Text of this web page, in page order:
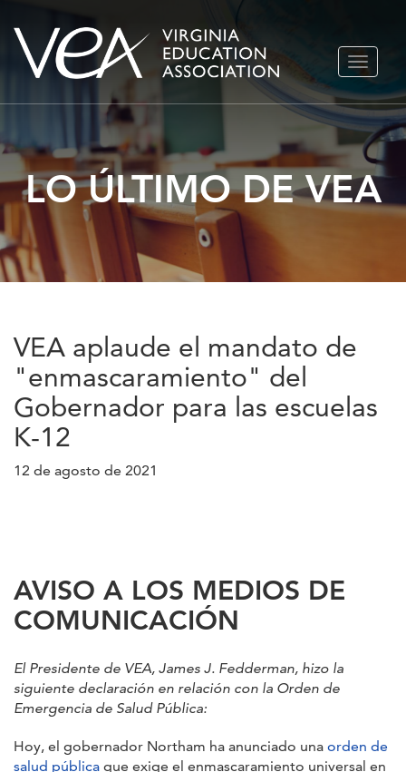
Ir
LO ÚLTIMO DE VEA
VEA aplaude el mandato de
"enmascaramiento" del
Gobernador para las escuelas
K-12
12 de agosto de 2021
AVISO A LOS MEDIOS DE
COMUNICACIÓN
El Presidente de VEA, James J. Fedderman, hizo la
siguiente declaración en relación con la Orden de
Emergencia de Salud Pública:
Hoy, el gobernador Northam ha anunciado una orden de
salud pública que exige el enmascaramiento universal en